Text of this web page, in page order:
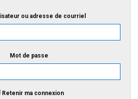
ou adresse de courriel
Mot de passe
Retenir ma connexion